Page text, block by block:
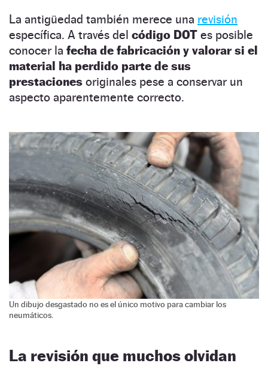
La antigüedad también merece una revisión
específica. A través del código DOT es posible
conocer la fecha de fabricación y valorar si el
material ha perdido parte de sus
prestaciones originales pese a conservar un
aspecto aparentemente correcto.
Un dibujo desgastado no es el único motivo para cambiar los
neumáticos.
La revisión que muchos olvidan